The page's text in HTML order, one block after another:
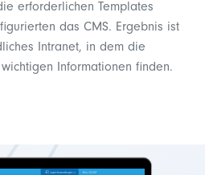
erforderlichen Templates
das CMS. Ergebnis ist
Intranet, in dem die
Informationen finden.